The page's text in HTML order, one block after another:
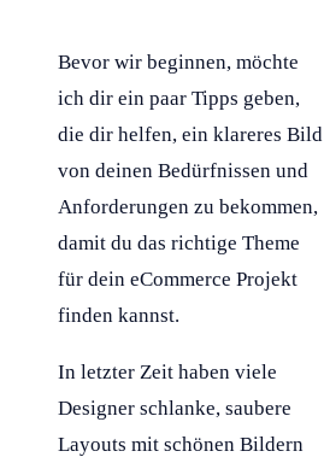
Bevor wir beginnen, möchte
ich dir ein paar Tipps geben,
die dir helfen, ein klareres Bild
von deinen Bedürfnissen und
Anforderungen zu bekommen,
damit du das richtige Theme
für dein eCommerce Projekt
finden kannst.
In letzter Zeit haben viele
Designer schlanke, saubere
Layouts mit schönen Bildern